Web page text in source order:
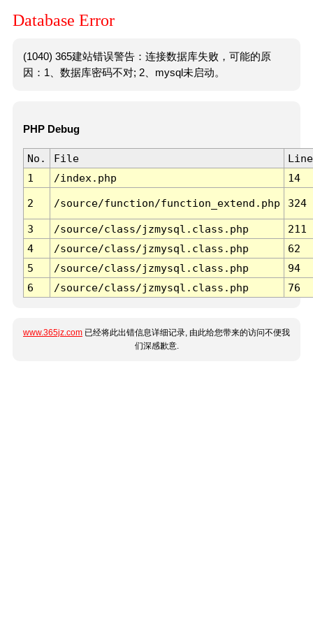
Database Error
(1040) 365建站错误警告：连接数据库失败，可能的原
因：1、数据库密码不对; 2、mysql未启动。
PHP Debug
No. File
Line
1
/index.php 14
2 /source/function/function_extend.php 324
3 /source/class/jzmysql.class.php
211
4
/source/class/jzmysql.class.php
62
5
/source/class/jzmysql.class.php
94
6
/source/class/jzmysql.class.php 76
www.365jz.com 已经将此出错信息详细记录, 由此给您带来的访问不便我
们深感歉意.